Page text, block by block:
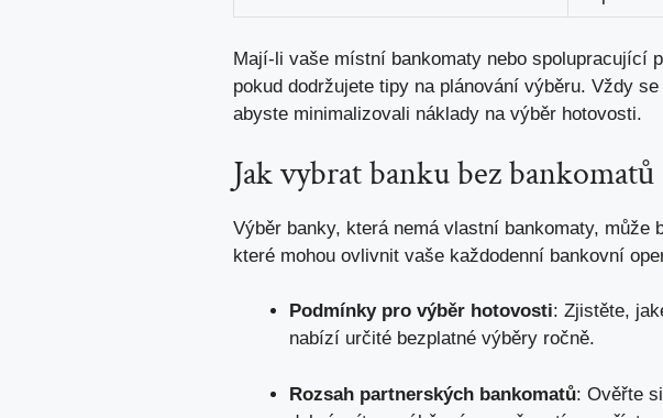
Mají-li vaše místní bankomaty nebo spolupracující
pokud dodržujete tipy na plánování výběru. Vždy
abyste minimalizovali náklady na výběr hotovosti.
Jak vybrat banku bez
Výběr banky, která nemá vlastní bankomaty,
které mohou ovlivnit vaše každodenní bankovní
Podmínky pro výběr hotovosti: Zjistěte,
nabízí určité bezplatné výběry ročně.
Rozsah partnerských bankomatů: Ověřte